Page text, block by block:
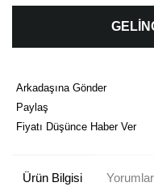
Arkadaşına Gönder
Paylaş
Fiyatı Düşünce Haber Ver
Ürün Bilgisi Yorumlar